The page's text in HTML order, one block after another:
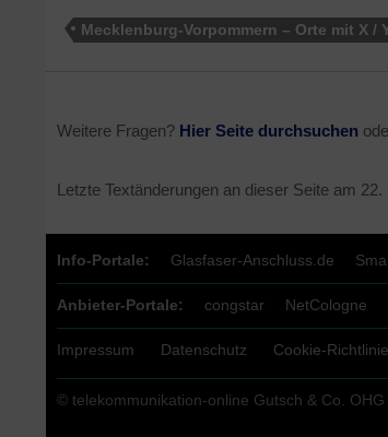
Mecklenburg-Vorpommern – Orte mit X /
Weitere Fragen? Hier Seite durchsuchen
Letzte Textänderungen an dieser Seite am 22.
Info-Portale: Glasfaser-Anschluss.de
Anbieter-Portale: congstar NetCologne
Impressum Datenschutz Cookie-Richtlinie
© telekommunikation-online Gutsch & Co. OHG